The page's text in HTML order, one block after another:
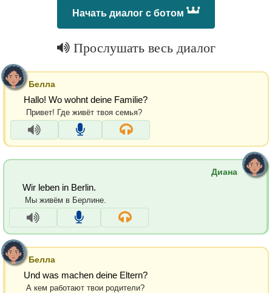
Начать диалог с ботом
Прослушать весь диалог
Белла
Hallo! Wo wohnt deine Familie?
Привет! Где живёт твоя семья?
Диана
Wir leben in Berlin.
Мы живём в Берлине.
Белла
Und was machen deine Eltern?
А кем работают твои родители?